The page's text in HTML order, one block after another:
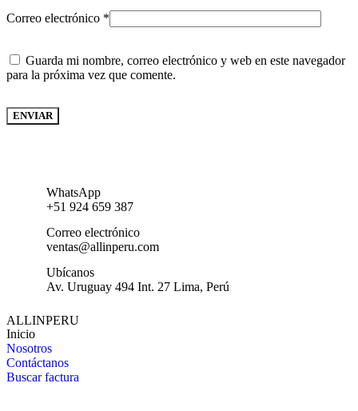
Correo electrónico *
Guarda mi nombre, correo electrónico y web en este navegador
para la próxima vez que comente.
WhatsApp
+51 924 659 387
Correo electrónico
ventas@allinperu.com
Ubícanos
Av. Uruguay 494 Int. 27 Lima, Perú
ALLINPERU
Inicio
Nosotros
Contáctanos
Buscar factura